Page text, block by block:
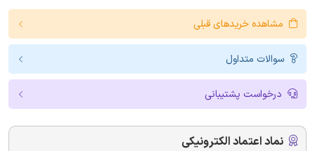
مشاهده خریدهای قبلی
سوالات متداول
درخواست پشتیبانی
نماد اعتماد الکترونیکی